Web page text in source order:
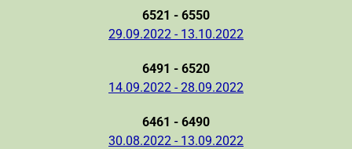
6521 - 6550
29.09.2022 - 13.10.2022
6491 - 6520
14.09.2022 - 28.09.2022
6461 - 6490
30.08.2022 - 13.09.2022